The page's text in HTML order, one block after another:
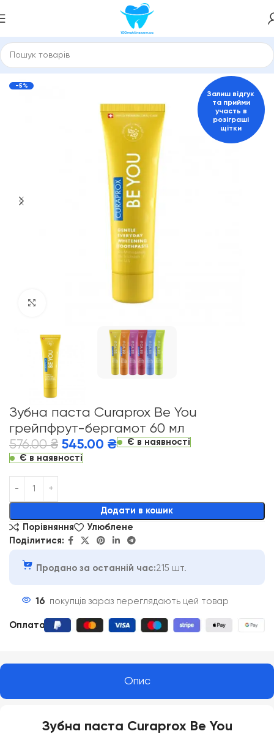
пасти та засоби для гігієни порожнини рота Curaprox
-5%
Залиш відгук
та прийми
участь в
розіграші
щітки
Зубна паста Curaprox Be You
грейпфрут-бергамот 60 мл
576.00₴ 545.00 ₴
Є в наявності
Є в наявності
Додати в кошик
Alternative:
Порівняння
Улюблене
Поділитися:
Продано за останній час:215 шт.
16 покупців зараз переглядають цей товар
Оплата
Опис
Зубна паста Curaprox Be You